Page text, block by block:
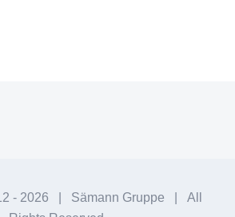
- 2026 | Sämann Gruppe | All